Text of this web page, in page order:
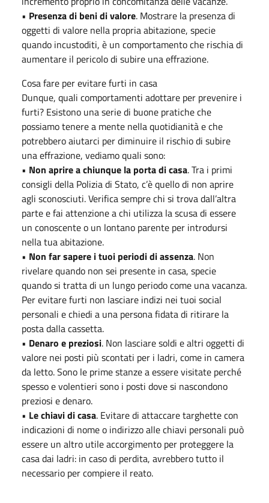
• Presenza di beni di valore. Mostrare la presenza di
oggetti di valore nella propria abitazione, specie
quando incustoditi, è un comportamento che rischia di
aumentare il pericolo di subire una effrazione.
Cosa fare per evitare furti in casa
Dunque, quali comportamenti adottare per prevenire i
furti? Esistono una serie di buone pratiche che
possiamo tenere a mente nella quotidianità e che
potrebbero aiutarci per diminuire il rischio di subire
una effrazione, vediamo quali sono:
• Non aprire a chiunque la porta di casa. Tra i primi
consigli della Polizia di Stato, c’è quello di non aprire
agli sconosciuti. Verifica sempre chi si trova dall’altra
parte e fai attenzione a chi utilizza la scusa di essere
un conoscente o un lontano parente per introdursi
nella tua abitazione.
• Non far sapere i tuoi periodi di assenza. Non
rivelare quando non sei presente in casa, specie
quando si tratta di un lungo periodo come una vacanza.
Per evitare furti non lasciare indizi nei tuoi social
personali e chiedi a una persona fidata di ritirare la
posta dalla cassetta.
• Denaro e preziosi. Non lasciare soldi e altri oggetti di
valore nei posti più scontati per i ladri, come in camera
da letto. Sono le prime stanze a essere visitate perché
spesso e volentieri sono i posti dove si nascondono
preziosi e denaro.
• Le chiavi di casa. Evitare di attaccare targhette con
indicazioni di nome o indirizzo alle chiavi personali può
essere un altro utile accorgimento per proteggere la
casa dai ladri: in caso di perdita, avrebbero tutto il
necessario per compiere il reato.